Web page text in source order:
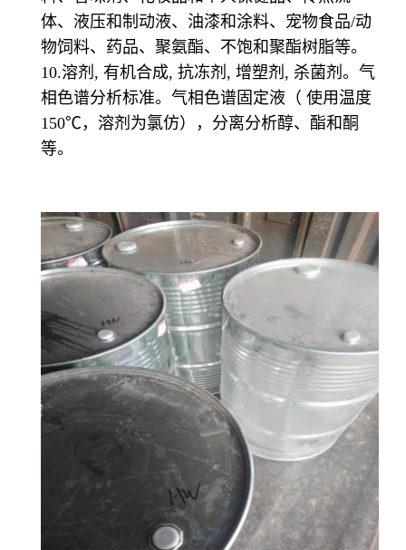
体、液压和制动液、油漆和涂料、宠物食品/动
物饲料、药品、聚氨酯、不饱和聚酯树脂等。
10.溶剂, 有机合成, 抗冻剂, 增塑剂, 杀菌剂。气
相色谱分析标准。气相色谱固定液（ 使用温度
150℃，溶剂为氯仿），分离分析醇、酯和酮
等。